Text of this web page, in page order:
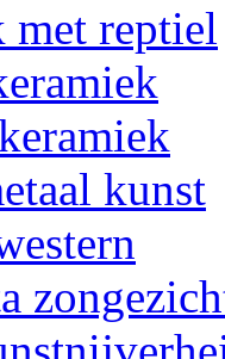
met reptiel
kunst